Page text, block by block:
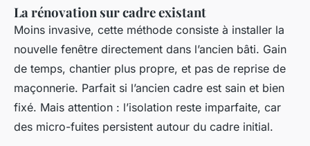
La rénovation sur cadre existant
Moins invasive, cette méthode consiste à installer la
nouvelle fenêtre directement dans l’ancien bâti. Gain
de temps, chantier plus propre, et pas de reprise de
maçonnerie. Parfait si l’ancien cadre est sain et bien
fixé. Mais attention : l’isolation reste imparfaite, car
des micro-fuites persistent autour du cadre initial.